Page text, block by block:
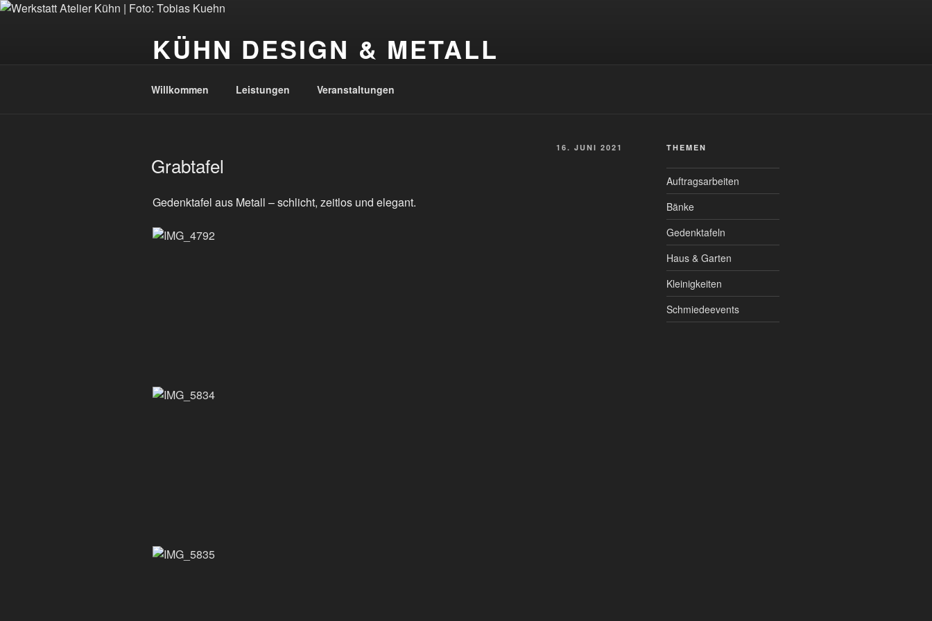
Zum
KÜHN DESIGN & METALL
Willkommen Leistungen Veranstaltungen
AM
16. JUNI 2021
Grabtafel
Gedenktafel aus Metall – schlicht, zeitlos und elegant.
THEMEN
Auftragsarbeiten
Bänke
Gedenktafeln
Haus & Garten
Kleinigkeiten
Schmiedeevents